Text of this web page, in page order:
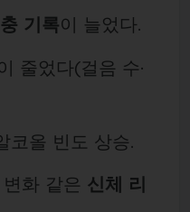
기록이 늘었다.
줄었다(걸음 수·
코올 빈도 상승.
변화 같은 신체 리